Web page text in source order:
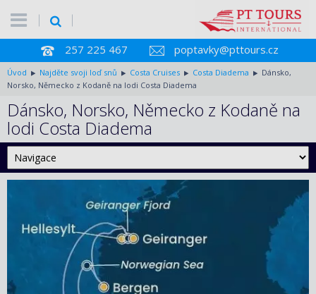
257 225 467 poptavky@pttours.cz
Úvod Najděte svoji loď snů Costa Cruises Costa Diadema
Dánsko,
Norsko, Německo z Kodaně na lodi Costa Diadema
Dánsko, Norsko, Německo z Kodaně na
lodi Costa Diadema